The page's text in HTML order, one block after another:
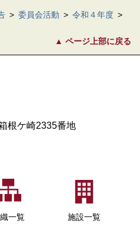
> 委員会活動 > 令和４年度 >
ページ上部に戻る
根ケ崎2335番地
一覧 施設一覧